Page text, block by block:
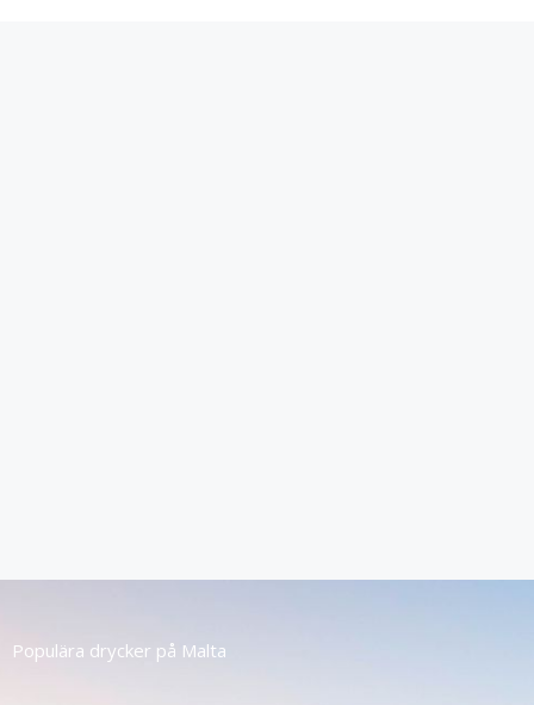
Populära drycker på Malta